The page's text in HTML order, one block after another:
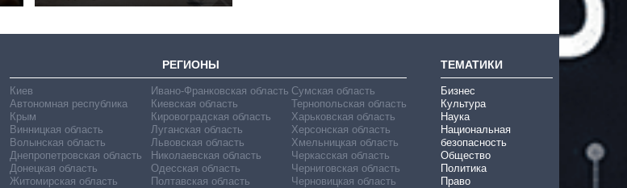
РЕГИОНЫ
Киев
Автономная республика
Крым
Винницкая область
Волынская область
Днепропетровская область
Донецкая область
Житомирская область
Ивано-Франковская область
Киевская область
Кировоградская область
Луганская область
Львовская область
Николаевская область
Одесская область
Полтавская область
Сумская область
Тернопольская область
Харьковская область
Херсонская область
Хмельницкая область
Черкасская область
Черниговская область
Черновицкая область
ТЕМАТИКИ
Бизнес
Культура
Наука
Национальная
безопасность
Общество
Политика
Право